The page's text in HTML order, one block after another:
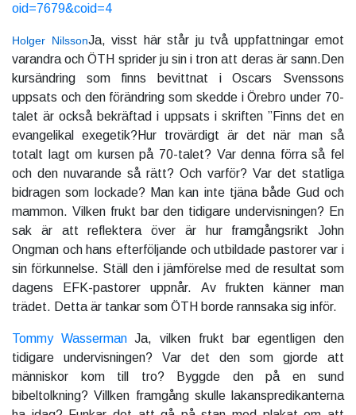
oid=7679&coid=4
Holger NilssonJa, visst här står ju två uppfattningar emot
varandra och ÖTH sprider ju sin i tron att deras är sann.Den
kursändring som finns bevittnat i Oscars Svenssons
uppsats och den förändring som skedde i Örebro under 70-
talet är också bekräftad i uppsats i skriften ”Finns det en
evangelikal exegetik?Hur trovärdigt är det när man så
totalt lagt om kursen på 70-talet? Var denna förra så fel
och den nuvarande så rätt? Och varför? Var det statliga
bidragen som lockade? Man kan inte tjäna både Gud och
mammon. Vilken frukt bar den tidigare undervisningen? En
sak är att reflektera över är hur framgångsrikt John
Ongman och hans efterföljande och utbildade pastorer var i
sin förkunnelse. Ställ den i jämförelse med de resultat som
dagens EFK-pastorer uppnår. Av frukten känner man
trädet. Detta är tankar som ÖTH borde rannsaka sig inför.
Tommy WassermanJa, vilken frukt bar egentligen den
tidigare undervisningen? Var det den som gjorde att
människor kom till tro? Byggde den på en sund
bibeltolkning? Villken framgång skulle lakanspredikanterna